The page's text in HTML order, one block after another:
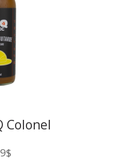
Colonel
$